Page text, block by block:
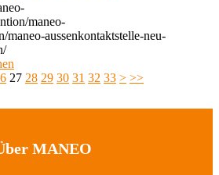
maneo-
maneo-aussenkontaktstelle-neu-
27 28 29 30 31 32 33 > >>
MANEO